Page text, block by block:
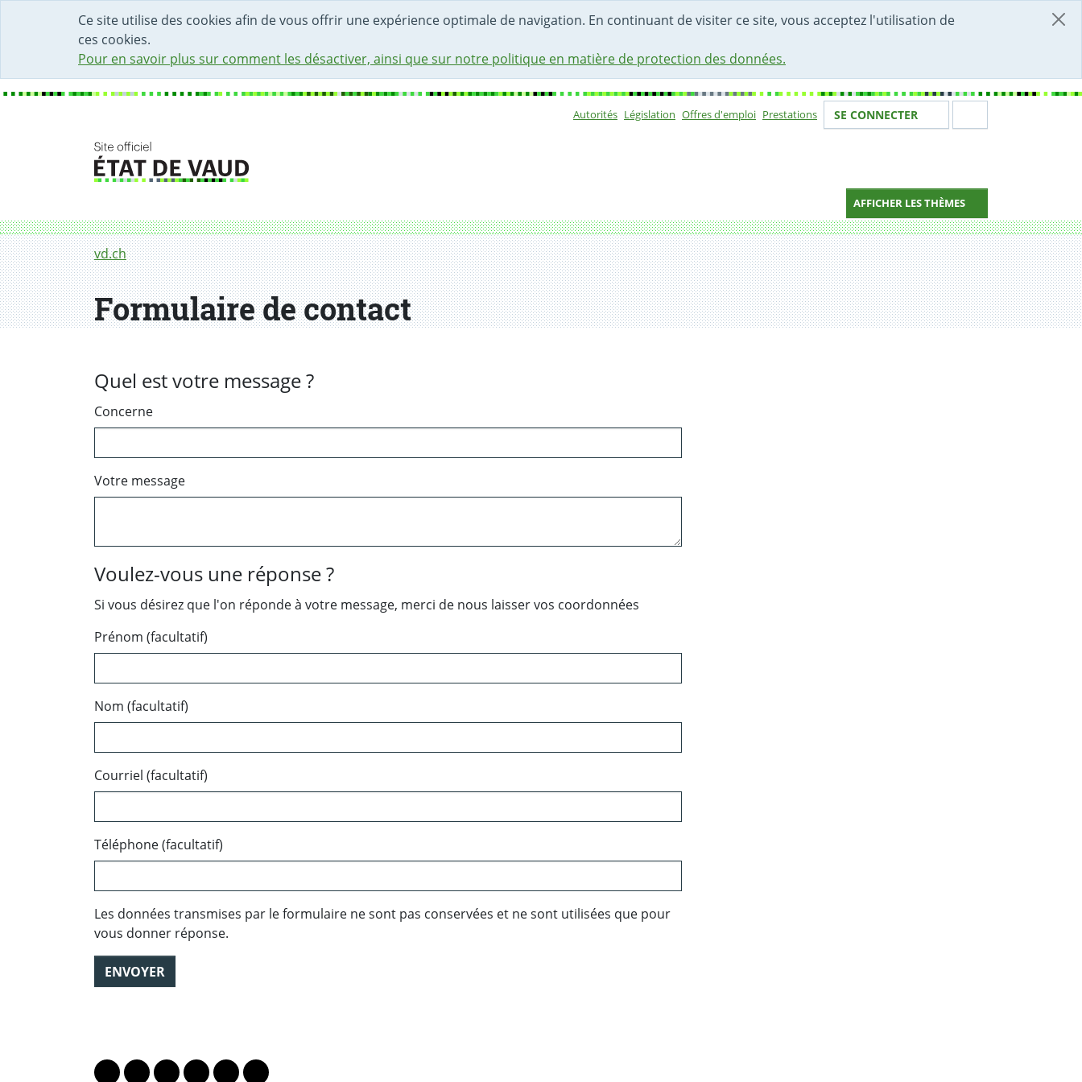
Ce site utilise des cookies afin de vous offrir une expérience optimale de navigation. En continuant de visiter ce site, vous acceptez l'utilisation de
ces cookies.
Pour en savoir plus sur comment les désactiver, ainsi que sur notre politique en matière de protection des données.
DÉBUT DU CONTENU DE LA PAGE
ACCÈS AU CHAMP DE RECHERCHE
PAGE D'ACCUEIL
FORMULAIRE DE CONTACT
Autorités Législation Offres d'emploi Prestations Votre identité
SE CONNECTER
AFFICHER LES THÈMES
Fil d'Ariane
vd.ch
Formulaire de contact
Formulaire de contact
Quel est votre message ?
Concerne
Votre message
Voulez-vous une réponse ?
Si vous désirez que l'on réponde à votre message, merci de nous laisser vos coordonnées
Prénom (facultatif)
Nom (facultatif)
Courriel (facultatif)
Téléphone (facultatif)
Les données transmises par le formulaire ne sont pas conservées et ne sont utilisées que pour
vous donner réponse.
ENVOYER